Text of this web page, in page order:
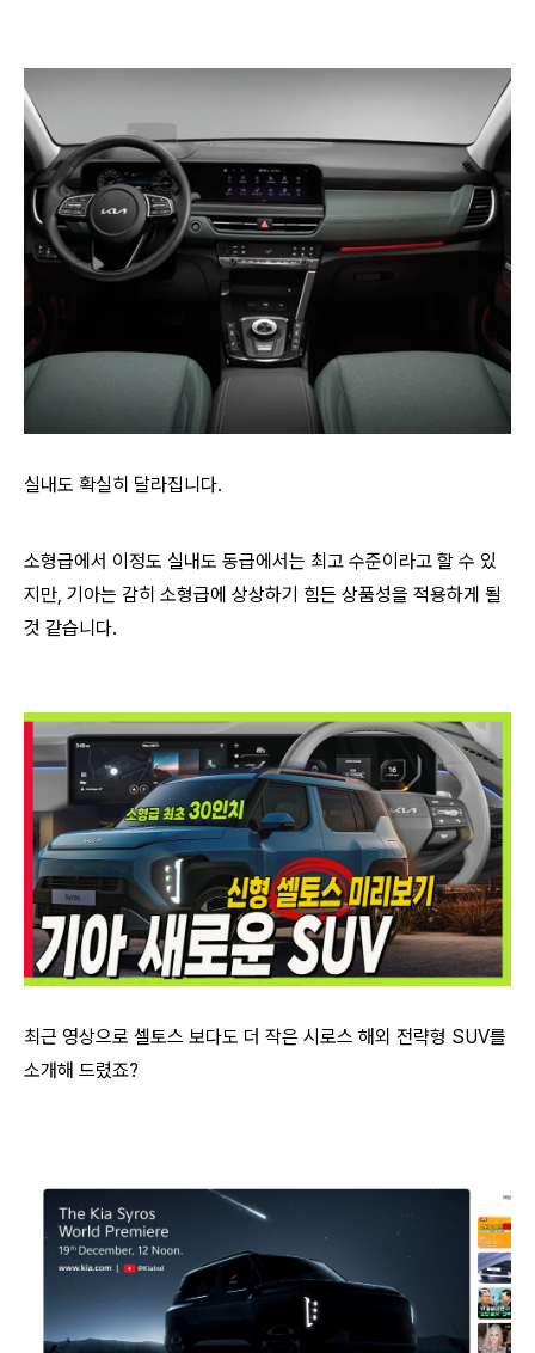
실내도 확실히 달라집니다.
소형급에서 이정도 실내도 동급에서는 최고 수준이라고 할 수 있
지만, 기아는 감히 소형급에 상상하기 힘든 상품성을 적용하게 될
것 같습니다.
최근 영상으로 셀토스 보다도 더 작은 시로스 해외 전략형 SUV를
소개해 드렸죠?